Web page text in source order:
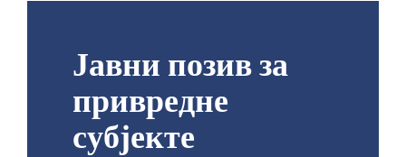
Јавни позив за
привредне
субјекте